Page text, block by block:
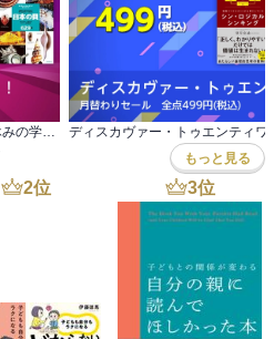
容)
に負荷分散
する人と語る
好きなことが自由研究になる！ 夏休みの学びと発見フェア
もっと見る
2位 3位